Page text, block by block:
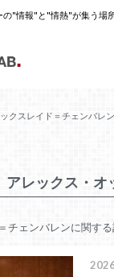
の"情報"と"情熱"が集う場
クスレイド＝チェンバレン
アレックス・オ
チェンバレンに関する